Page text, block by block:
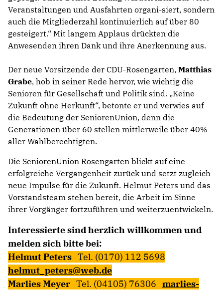
Veranstaltungen und Ausfahrten organi-siert, sondern
auch die Mitgliederzahl kontinuierlich auf über 80
gesteigert.“ Mit langem Applaus drückten die
Anwesenden ihren Dank und ihre Anerkennung aus.
Der neue Vorsitzende der CDU-Rosengarten, Matthias
Grabe, hob in seiner Rede hervor, wie wichtig die
Senioren für Gesellschaft und Politik sind. „Keine
Zukunft ohne Herkunft“, betonte er und verwies auf
die Bedeutung der SeniorenUnion, denn die
Generationen über 60 stellen mittlerweile über 40%
aller Wahlberechtigten.
Die SeniorenUnion Rosengarten blickt auf eine
erfolgreiche Vergangenheit zurück und setzt zugleich
neue Impulse für die Zukunft. Helmut Peters und das
Vorstandsteam stehen bereit, die Arbeit im Sinne
ihrer Vorgänger fortzuführen und weiterzuentwickeln.
Interessierte sind herzlich willkommen und
melden sich bitte bei:
Helmut Peters Tel. (0170) 112 5698
helmut_peters@web.de
Marlies Meyer Tel. (04105) 76306 marlies-